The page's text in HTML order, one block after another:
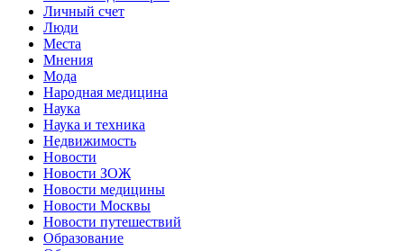
Личный счет
Люди
Места
Мнения
Мода
Народная медицина
Наука
Наука и техника
Недвижимость
Новости
Новости ЗОЖ
Новости медицины
Новости Москвы
Новости путешествий
Образование